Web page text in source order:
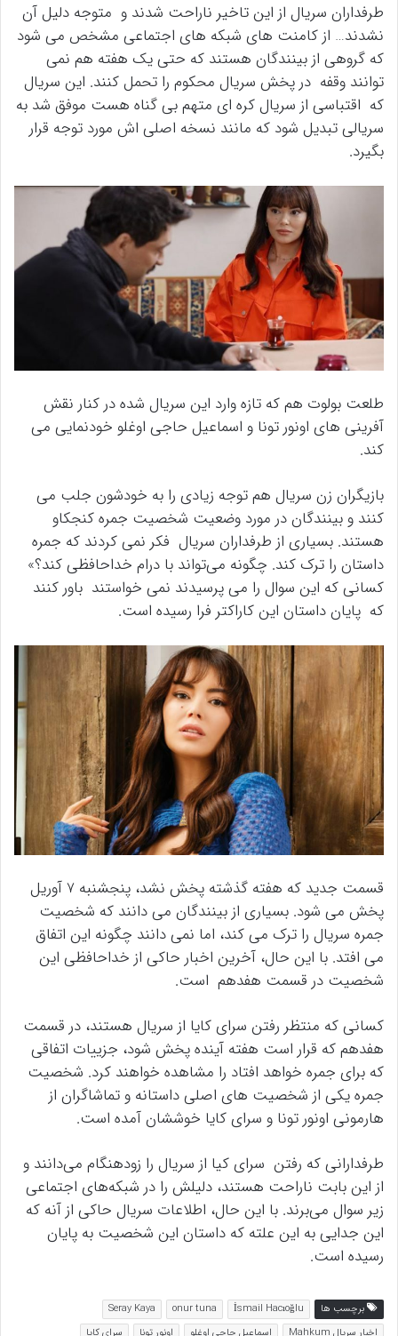
طرفداران سریال از این تاخیر ناراحت شدند و متوجه دلیل آن
نشدند… از کامنت های شبکه های اجتماعی مشخص می شود
که گروهی از بینندگان هستند که حتی یک هفته هم نمی
توانند وقفه در پخش سریال محکوم را تحمل کنند. این سریال
که اقتباسی از سریال کره ای متهم بی گناه هست موفق شد به
سریالی تبدیل شود که مانند نسخه اصلی اش مورد توجه قرار
بگیرد.
طلعت بولوت هم که تازه وارد این سریال شده در کنار نقش
آفرینی های اونور تونا و اسماعیل حاجی اوغلو خودنمایی می
کند.
بازیگران زن سریال هم توجه زیادی را به خودشون جلب می
کنند و بینندگان در مورد وضعیت شخصیت جمره کنجکاو
هستند. بسیاری از طرفداران سریال فکر نمی کردند که جمره
داستان را ترک کند. چگونه می‌تواند با درام خداحافظی کند؟»
کسانی که این سوال را می پرسیدند نمی خواستند باور کنند
که پایان داستان این کاراکتر فرا رسیده است.
قسمت جدید که هفته گذشته پخش نشد، پنجشنبه 7 آوریل
پخش می شود. بسیاری از بینندگان می دانند که شخصیت
جمره سریال را ترک می کند، اما نمی دانند چگونه این اتفاق
می افتد. با این حال، آخرین اخبار حاکی از خداحافظی این
شخصیت در قسمت هفدهم است.
کسانی که منتظر رفتن سرای کایا از سریال هستند، در قسمت
هفدهم که قرار است هفته آینده پخش شود، جزییات اتفاقی
که برای جمره خواهد افتاد را مشاهده خواهند کرد. شخصیت
جمره یکی از شخصیت های اصلی داستانه و تماشاگران از
هارمونی اونور تونا و سرای کایا خوششان آمده است.
طرفدارانی که رفتن سرای کیا از سریال را زودهنگام می‌دانند و
از این بابت ناراحت هستند، دلیلش را در شبکه‌های اجتماعی
زیر سوال می‌برند. با این حال، اطلاعات سریال حاکی از آنه که
این جدایی به این علته که داستان این شخصیت به پایان
رسیده است.
برچسب ها İsmail Hacıoğlu
onur tuna
Seray Kaya
اخبار سریال Mahkum
اسماعیل حاجی اوغلو اونور تونا
سرای کایا